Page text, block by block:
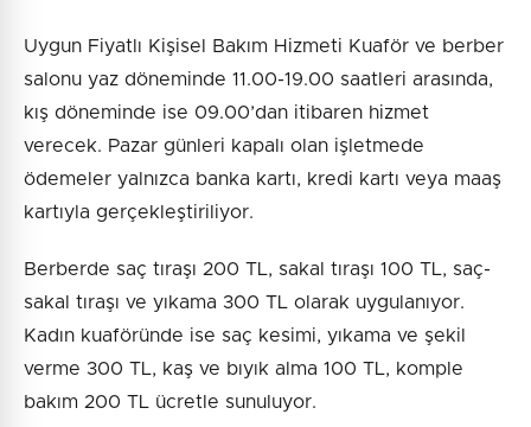
Uygun Fiyatlı Kişisel Bakım Hizmeti Kuaför ve berber
salonu yaz döneminde 11.00-19.00 saatleri arasında,
kış döneminde ise 09.00’dan itibaren hizmet
verecek. Pazar günleri kapalı olan işletmede
ödemeler yalnızca banka kartı, kredi kartı veya maaş
kartıyla gerçekleştiriliyor.
Berberde saç tıraşı 200 TL, sakal tıraşı 100 TL, saç-
sakal tıraşı ve yıkama 300 TL olarak uygulanıyor.
Kadın kuaföründe ise saç kesimi, yıkama ve şekil
verme 300 TL, kaş ve bıyık alma 100 TL, komple
bakım 200 TL ücretle sunuluyor.